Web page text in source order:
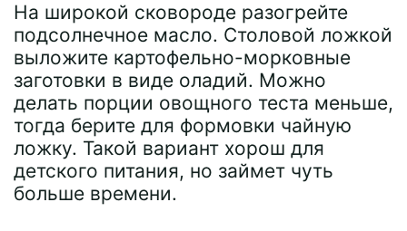
На широкой сковороде разогрейте
подсолнечное масло. Столовой ложкой
выложите картофельно-морковные
заготовки в виде оладий. Можно
делать порции овощного теста меньше,
тогда берите для формовки чайную
ложку. Такой вариант хорош для
детского питания, но займет чуть
больше времени.